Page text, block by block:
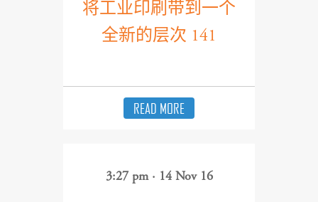
将工业印刷带到一个
全新的层次 141
READ MORE
3:27 pm · 14 Nov 16